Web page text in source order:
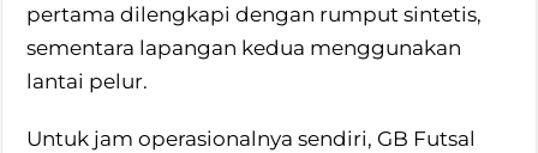
pertama dilengkapi dengan rumput sintetis,
sementara lapangan kedua menggunakan
lantai pelur.
Untuk jam operasionalnya sendiri, GB Futsal